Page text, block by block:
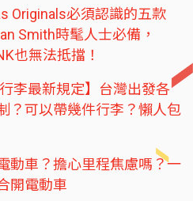
Originals必須認識的五款
Smith時髦人士必備，
也無法抵擋！
李最新規定】台灣出發各
？可以帶幾件行李？懶人包
動車？擔心里程焦慮嗎？一
開電動車